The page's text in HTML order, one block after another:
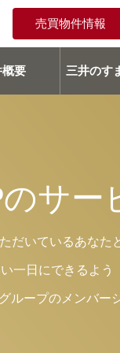
売買物件情報
要 三井のす
サー
だいているあなた
一日にできるよう
ループのメンバー